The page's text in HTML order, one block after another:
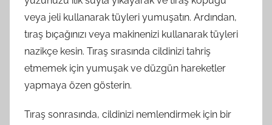
veya jeli kullanarak tüyleri yumuşatın. Ardından,
tıraş bıçağınızı veya makinenizi kullanarak tüyleri
nazikçe kesin. Tıraş sırasında cildinizi tahriş
etmemek için yumuşak ve düzgün hareketler
yapmaya özen gösterin.
Tıraş sonrasında, cildinizi nemlendirmek için bir